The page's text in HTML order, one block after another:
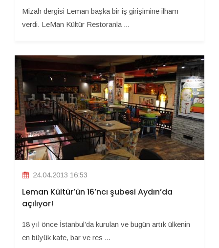
Mizah dergisi Leman başka bir iş girişimine ilham
verdi. LeMan Kültür Restoranla ...
24.04.2013 16:53
Leman Kültür’ün 16’ncı şubesi Aydın’da
açılıyor!
18 yıl önce İstanbul’da kurulan ve bugün artık ülkenin
en büyük kafe, bar ve res ...